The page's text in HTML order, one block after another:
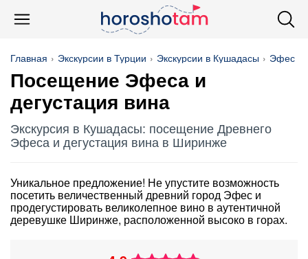
Главная Экскурсии в Турции Экскурсии в Кушадасы Эфес
Посещение Эфеса и
дегустация вина
Экскурсия в Кушадасы: посещение Древнего
Эфеса и дегустация вина в Ширинже
Уникальное предложение! Не упустите возможность
посетить величественный древний город Эфес и
продегустировать великолепное вино в аутентичной
деревушке Ширинже, расположенной высоко в горах.